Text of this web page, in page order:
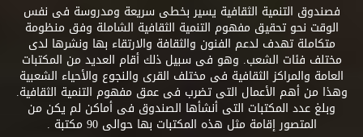
فصندوق التنمية الثقافية يسير بخطى سريعة ومدروسة فى نفس
الوقت نحو تحقيق مفهوم التنمية الثقافية الشاملة وفق منظومة
متكاملة تهدف لدعم الفنون والثقافة والارتقاء بها ونشرها لدى
مختلف فئات الشعب. وهو فى سبيل ذلك أقام العديد من المكتبات
العامة والمراكز الثقافية فى مختلف القرى والنجوع والأحياء الشعبية
وهذا من أهم الأعمال التى تضرب فى عمق مفهوم التنمية الثقافية.
وبلغ عدد المكتبات التى أنشأها الصندوق فى أماكن لم يكن من
المتصور إقامة مثل هذه المكتبات بها حوالى 90 مكتبة .